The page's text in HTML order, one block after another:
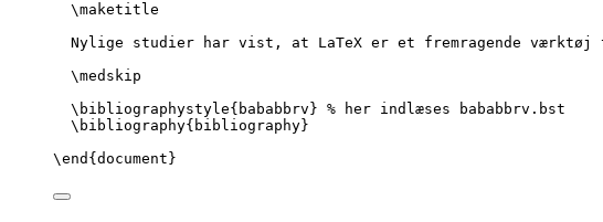
\maketitle
Nylige studier har vist, at LaTeX er et fremragende værktøj
\medskip
\bibliographystyle{bababbrv} % her indlæses bababbrv.bst
\bibliography{bibliography}
\end { document }